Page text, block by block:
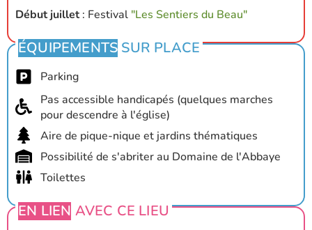
Début juillet: Festival "Les Sentiers du Beau"
ÉQUIPEMENTS SUR PLACE
Parking
Pas accessible handicapés (quelques marches
pour descendre à l'église)
Aire de pique-nique et jardins thématiques
Possibilité de s'abriter au Domaine de l'Abbaye
Toilettes
EN LIEN AVEC CE LIEU